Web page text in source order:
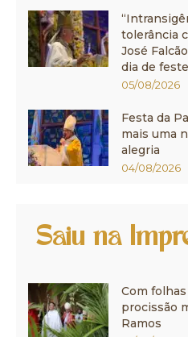
tolerância
José
dia de
05/08/2026
Festa da
mais uma
alegria
04/08/2026
Saiu na
Com
procissão
Ramos